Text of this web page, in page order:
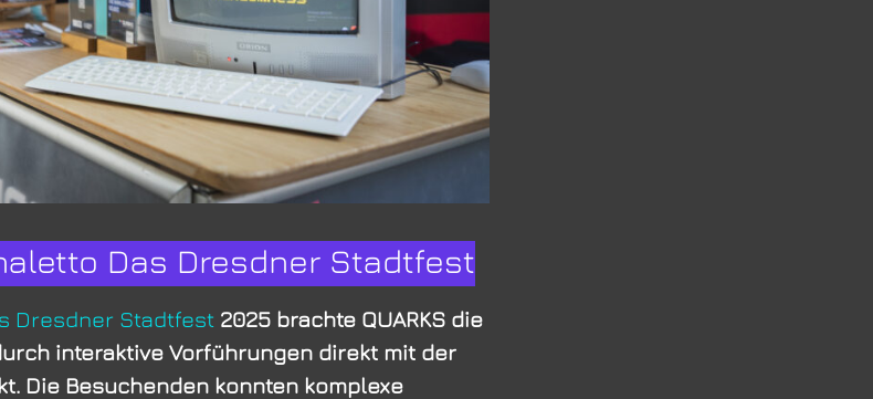
Das Dresdner Stadtfest
Dresdner Stadtfest 2025 brachte QUARKS die
interaktive Vorführungen direkt mit der
Die Besuchenden konnten komplexe